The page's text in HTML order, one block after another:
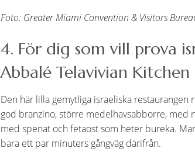
Foto: Greater Miami Convention & Visitors
4. För dig som vill prova
Abbalé Telavivian Kitchen
Den här lilla gemytliga israeliska
god branzino, större medelhavsabborre, med
med spenat och fetaost som heter bureka.
bara ett par minuters gångväg därifrån.